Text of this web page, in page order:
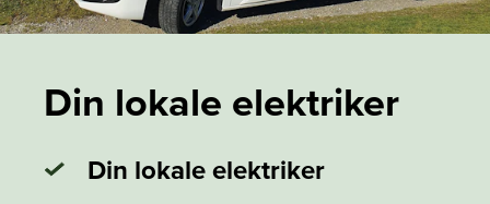
Din lokale elektriker
Din lokale elektriker